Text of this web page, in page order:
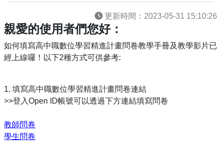
更新時間： 2023-05-31 15:10:26
親愛的使用者們您好：
如何填寫高中職數位學習精進計畫問卷教學手冊及教學影片已
經上線囉！以下2種方式可供參考:
1. 填寫高中職數位學習精進計畫問卷連結
>>登入Open ID帳號可以透過下方連結填寫問卷
教師問卷
學生問卷